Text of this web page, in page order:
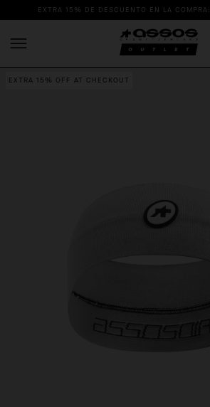
EXTRA 15% DE DESCUENTO EN LA COMPRA:
EXTRA 15% OFF AT CHECKOUT